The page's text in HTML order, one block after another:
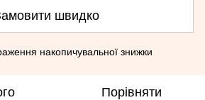
швидко
накопичувальної знижки
Порівняти